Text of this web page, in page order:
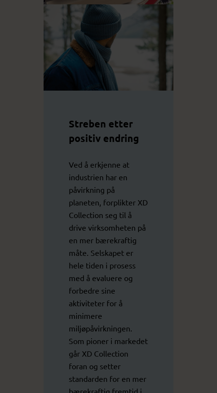
Streben etter
positiv endring
Ved å erkjenne at
industrien har en
påvirkning på
planeten, forplikter XD
Collection seg til å
drive virksomheten på
en mer bærekraftig
måte. Selskapet er
hele tiden i prosess
med å evaluere og
forbedre sine
aktiviteter for å
minimere
miljøpåvirkningen.
Som pioner i markedet
går XD Collection
foran og setter
standarden for en mer
bærekraftig fremtid i